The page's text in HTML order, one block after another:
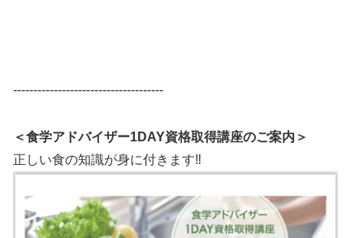
-------------------------------------
＜食学アドバイザー1DAY資格取得講座のご案内＞
正しい食の知識が身に付きます‼️